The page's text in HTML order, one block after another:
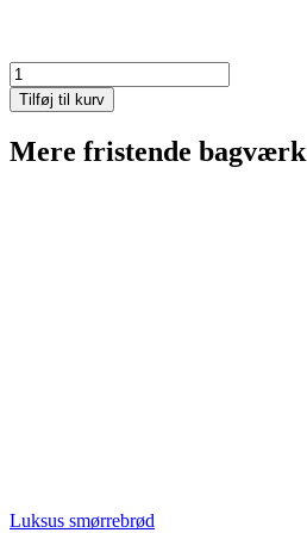
Tun
sandwich
antal
Tilføj til kurv
Mere fristende bagværk
Luksus smørrebrød